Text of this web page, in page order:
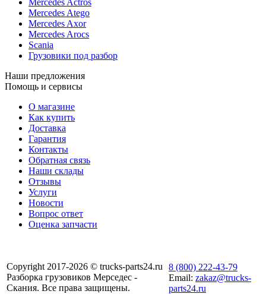
Mercedes Atego
Mercedes Axor
Mercedes Arocs
Scania
Грузовики под разбор
Наши предложения
Помощь и сервисы
О магазине
Как купить
Доставка
Гарантия
Контакты
Обратная связь
Наши склады
Отзывы
Услуги
Новости
Вопрос ответ
Оценка запчасти
Copyright 2017-2026 © trucks-parts24.ru
Разборка грузовиков Мерседес -
Скания. Все права защищены.
8 (800) 222-43-79
Email: zakaz@trucks-
parts24.ru